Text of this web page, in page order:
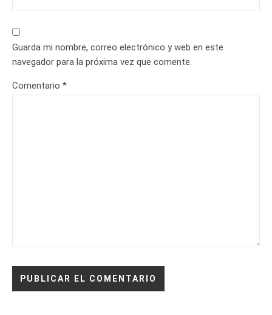
Guarda mi nombre, correo electrónico y web en este
navegador para la próxima vez que comente.
Comentario *